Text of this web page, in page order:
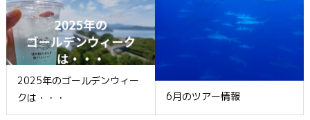
2025年のゴールデンウィー
クは・・・
6月のツアー情報